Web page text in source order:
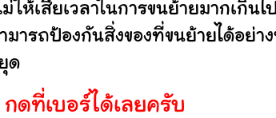
ให้เสียเวลาในการขนย้ายมากเกิ
รถป้องกันสิ่งของที่ขนย้ายได้อย่
ด
กดที่เบอร์ได้เลยครับ